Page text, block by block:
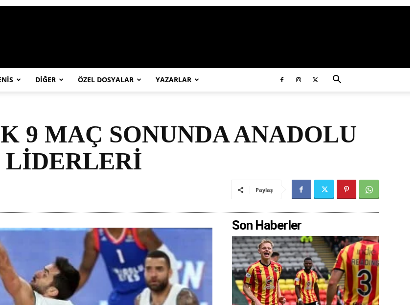
DİĞER ÖZEL DOSYALAR YAZARLAR
9 MAÇ SONUNDA ANADOLU
LİDERLERİ
Paylaş
Son Haberler